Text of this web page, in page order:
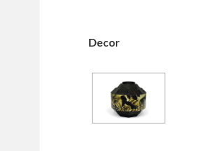
Decor